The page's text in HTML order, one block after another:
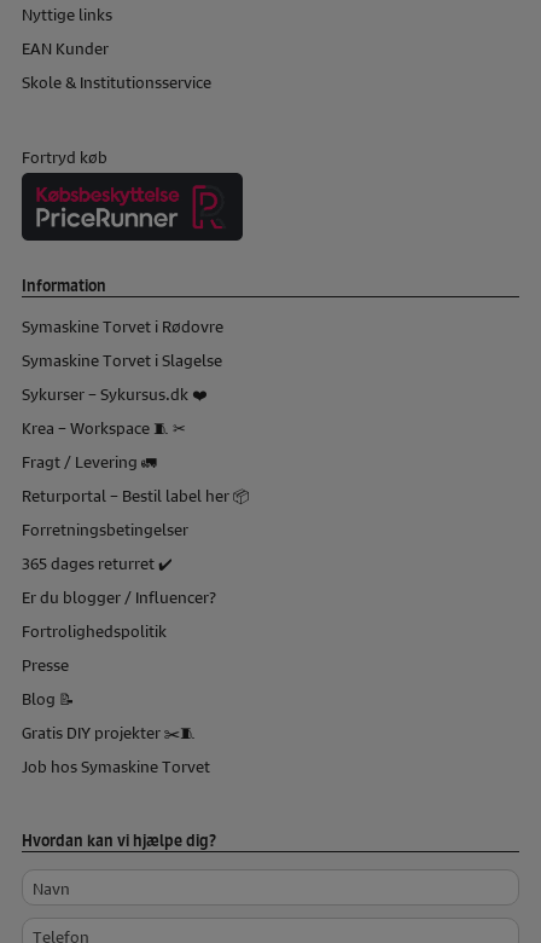
Nyttige links
EAN Kunder
Skole & Institutionsservice
Fortryd køb
Information
Symaskine Torvet i Rødovre
Symaskine Torvet i Slagelse
Sykurser – Sykursus.dk ❤️
Krea – Workspace 🧵 ✂
Fragt / Levering 🚛
Returportal – Bestil label her 📦
Forretningsbetingelser
365 dages returret ✔️
Er du blogger / Influencer?
Fortrolighedspolitik
Presse
Blog 📝
Gratis DIY projekter ✂️🧵
Job hos Symaskine Torvet
Hvordan kan vi hjælpe dig?
Navn
Telefon